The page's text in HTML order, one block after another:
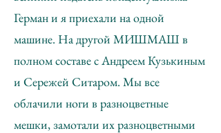
Герман и я приехали на одной
машине. На другой МИШМАШ в
полном составе с Андреем Кузькиным
и Сережей Ситаром. Мы все
облачили ноги в разноцветные
мешки, замотали их разноцветными